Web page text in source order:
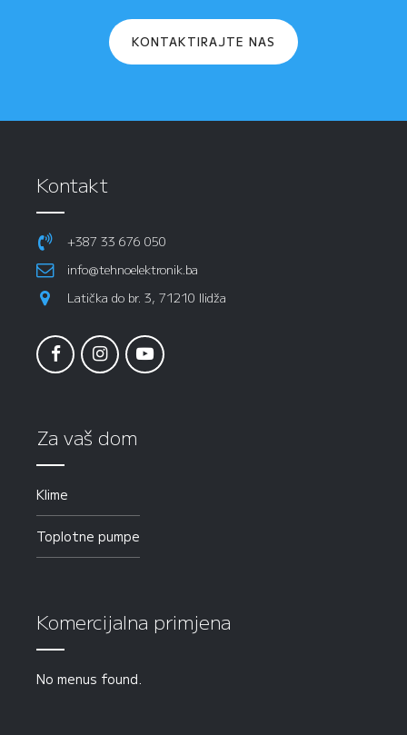
KONTAKTIRAJTE NAS
Kontakt
+387 33 676 050
info@tehnoelektronik.ba
Latička do br. 3, 71210 Ilidža
Za vaš dom
Klime
Toplotne pumpe
Komercijalna primjena
No menus found.